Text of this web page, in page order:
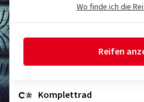
Wo finde ich die
Reifen
Komplettrad